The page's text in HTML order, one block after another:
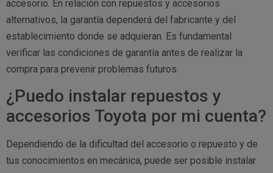
accesorio. En relación con repuestos y accesorios
alternativos, la garantía dependerá del fabricante y del
establecimiento donde se adquieran. Es fundamental
verificar las condiciones de garantía antes de realizar la
compra para prevenir problemas futuros.
¿Puedo instalar repuestos y
accesorios Toyota por mi cuenta?
Dependiendo de la dificultad del accesorio o repuesto y de
tus conocimientos en mecánica, puede ser posible instalar